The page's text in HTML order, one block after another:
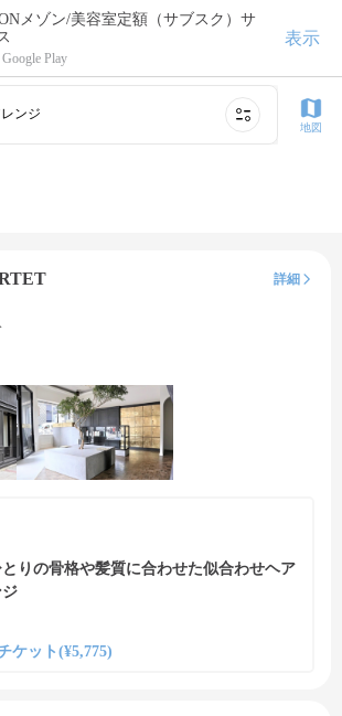
メゾン/美容室定額（サブスク）サ
Google Play
表示
ンジ
地図
詳細
りの骨格や髪質に合わせた似合わせヘア
ケット(¥5,775)